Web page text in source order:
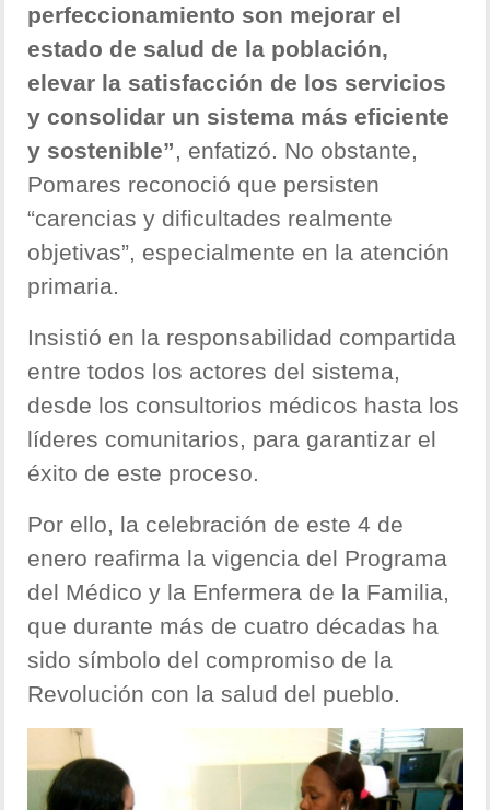
perfeccionamiento son mejorar el
estado de salud de la población,
elevar la satisfacción de los servicios
y consolidar un sistema más eficiente
y sostenible”, enfatizó. No obstante,
Pomares reconoció que persisten
“carencias y dificultades realmente
objetivas”, especialmente en la atención
primaria.
Insistió en la responsabilidad compartida
entre todos los actores del sistema,
desde los consultorios médicos hasta los
líderes comunitarios, para garantizar el
éxito de este proceso.
Por ello, la celebración de este 4 de
enero reafirma la vigencia del Programa
del Médico y la Enfermera de la Familia,
que durante más de cuatro décadas ha
sido símbolo del compromiso de la
Revolución con la salud del pueblo.